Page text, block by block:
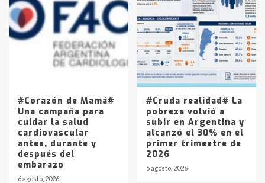
4
joven de Trenque Lauquen
Los precios de los combustibles en
La Pampa, desde YPF hasta Axion
entre 857 a 1338 pesos
#Corazón de Mamá#
Una campaña para
cuidar la salud
cardiovascular
antes, durante y
después del
embarazo
6 agosto, 2026
#Cruda realidad# La
pobreza volvió a
subir en Argentina y
alcanzó el 30% en el
primer trimestre de
2026
5 agosto, 2026